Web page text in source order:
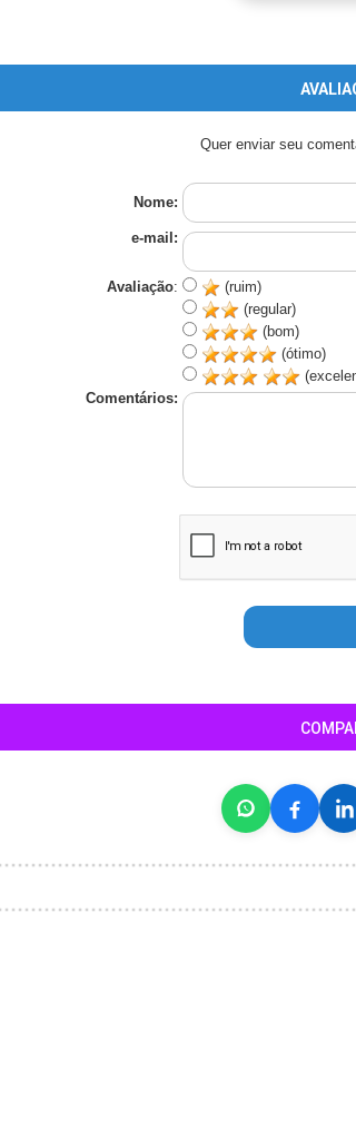
Quer enviar seu
Nome:
e-mail:
Avaliação:
(ruim)
(regular)
(bom)
(ótimo)
Comentários: